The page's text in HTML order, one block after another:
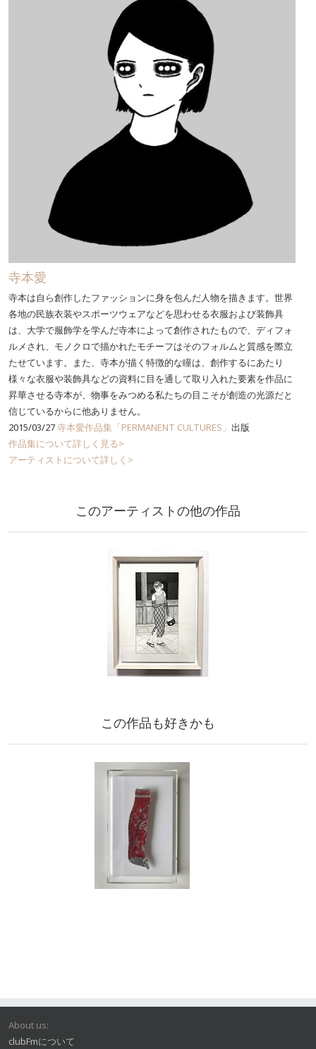
寺本愛
寺本は自ら創作したファッションに身を包んだ人物を描きます。世界
各地の民族衣装やスポーツウェアなどを思わせる衣服および装飾具
は、大学で服飾学を学んだ寺本によって創作されたもので、ディフォ
ルメされ、モノクロで描かれたモチーフはそのフォルムと質感を際立
たせています。また、寺本が描く特徴的な瞳は、創作するにあたり
様々な衣服や装飾具などの資料に目を通して取り入れた要素を作品に
昇華させる寺本が、物事をみつめる私たちの目こそが創造の光源だと
信じているからに他ありません。
2015/03/27寺本愛作品集「PERMANENT CULTURES」 出版
作品集について詳しく見る>
アーティストについて詳しく>
このアーティストの他の作品
この作品も好きかも
About us:
clubFmについて